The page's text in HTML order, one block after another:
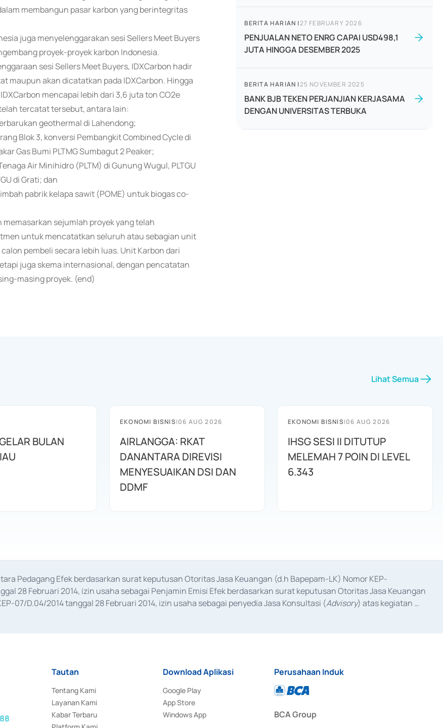
membangun pasar karbon yang berintegritas
juga menyelenggarakan sesi Sellers Meet Buyers
proyek-proyek karbon Indonesia.
sesi Sellers Meet Buyers, IDXCarbon hadir
maupun akan dicatatkan pada IDXCarbon. Hingga
mencapai lebih dari 3,6 juta ton CO2e
tercatat tersebut, antara lain:
geothermal di Lahendong;
Blok 3, konversi Pembangkit Combined Cycle di
Gas Bumi PLTMG Sumbagut 2 Peaker;
Air Minihidro (PLTM) di Gunung Wugul, PLTGU
di Grati; dan
pabrik kelapa sawit (POME) untuk biogas co-
sejumlah proyek yang telah
untuk mencatatkan seluruh atau sebagian unit
pembeli secara lebih luas. Unit Karbon dari
juga skema internasional, dengan pencatatan
masing proyek. (end)
BERITA HARIAN |27 FEBRUARY 2026
PENJUALAN NETO ENRG CAPAI USD498,1
JUTA HINGGA DESEMBER 2025
BERITA HARIAN |25 NOVEMBER 2025
BANK BJB TEKEN PERJANJIAN KERJASAMA
DENGAN UNIVERSITAS TERBUKA
Lihat Semua
BULAN
EKONOMI BISNIS|06 AUG 2026
AIRLANGGA: RKAT
DANANTARA DIREVISI
MENYESUAIKAN DSI DAN
DDMF
EKONOMI BISNIS|06 AUG 2026
IHSG SESI II DITUTUP
MELEMAH 7 POIN DI LEVEL
6.343
Pedagang Efek berdasarkan surat keputusan Otoritas Jasa Keuangan (d.h Bapepam-LK) Nomor KEP-
28 Februari 2014, izin usaha sebagai Penjamin Emisi Efek berdasarkan surat keputusan Otoritas Jasa Keuangan
07/D.04/2014 tanggal 28 Februari 2014, izin usaha sebagai penyedia Jasa Konsultasi (Advisory) atas kegiatan
Tautan
Tentang Kami
Layanan Kami
Kabar Terbaru
Download Aplikasi
Google Play
App Store
Windows App
Perusahaan Induk
BCA Group